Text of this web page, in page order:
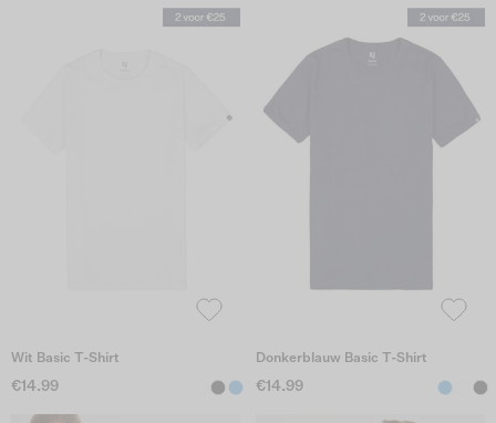
Wit Basic T-Shirt
€14.99
Donkerblauw Basic T-Shirt
€14.99